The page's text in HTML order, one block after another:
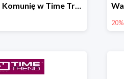
Prezenty na Komunię w Time Trend od 89,90 zł
20%